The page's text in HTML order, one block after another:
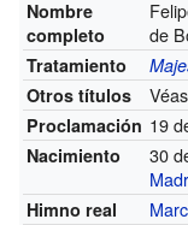
Nombre
completo
de
Tratamiento
Otros títulos
Proclamación 19
Nacimiento
30
Himno real